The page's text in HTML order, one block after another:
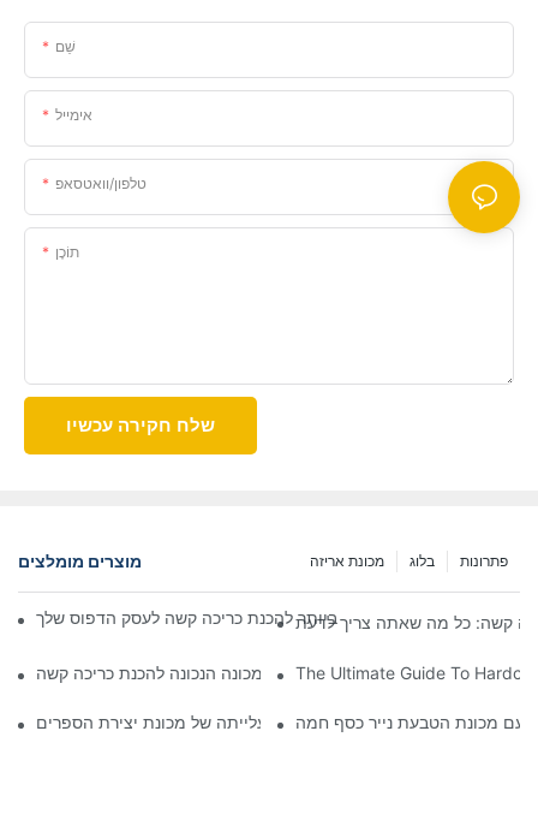
שֵׁם
אימייל
טלפון/וואטסאפ
תוֹכֶן
שלח חקירה עכשיו
מוצרים מומלצים פתרונות בלוג מכונת אריזה
לבחירת המכונה הטובה ביותר להכנת כריכה קשה לעסק הדפוס שלך
קשה: כל מה שאתה צריך לדעת
המדריך האולטימטיבי לבחירת המכונה הנכונה להכנת כריכה קשה
The Ultimate Guide To
עתיד ההוצאה לאור: עלייתה של מכונת יצירת הספרים
עם מכונת הטבעת נייר כסף חמה